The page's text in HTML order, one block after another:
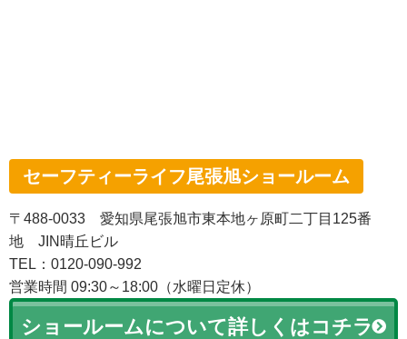
セーフティーライフ尾張旭ショールーム
〒488-0033 愛知県尾張旭市東本地ヶ原町二丁目125番
地 JIN晴丘ビル
TEL：0120-090-992
営業時間 09:30～18:00（水曜日定休）
ショールームについて詳しくはコチラ